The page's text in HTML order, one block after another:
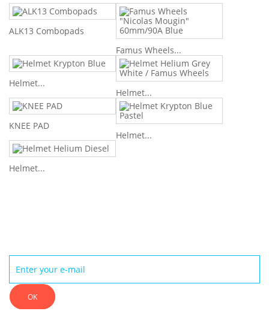
ALK13 Combopads
Famus Wheels...
Helmet...
Helmet...
KNEE PAD
Helmet...
Helmet...
OK